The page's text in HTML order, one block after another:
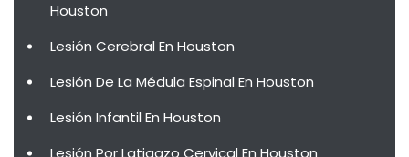
Houston
Lesión Cerebral En Houston
Lesión De La Médula Espinal En Houston
Lesión Infantil En Houston
Lesión Por Latigazo Cervical En Houston